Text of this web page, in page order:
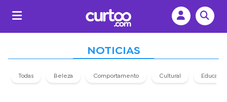
NOTICIAS
Todas Beleza Comportamento Cultural Educação